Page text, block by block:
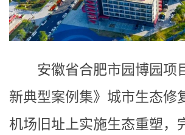
安徽省合肥市园博园项
新典型案例集》城市生态修
机场旧址上实施生态重塑，